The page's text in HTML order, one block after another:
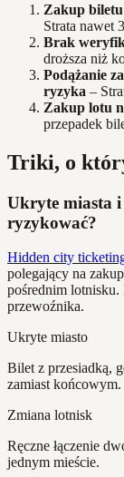
Zakup
Strata nawet
Brak
droższa niż
Podążanie
ryzyka –
Zakup lotu
przepadek
Triki, o
Ukryte miasta
ryzykować?
Hidden city
polegający na
pośrednim lotnisku.
przewoźnika.
Ukryte miasto
Bilet z przesiadką,
zamiast końcowym.
Zmiana lotnisk
Ręczne łączenie
jednym mieście.